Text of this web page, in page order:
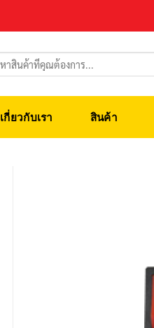
เกี่ยวกับเรา สินค้า